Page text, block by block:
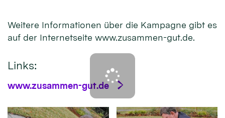
Weitere Informationen über die Kampagne gibt es
auf der Internetseite www.zusammen-gut.de.
Links:
www.zusammen-gut.de